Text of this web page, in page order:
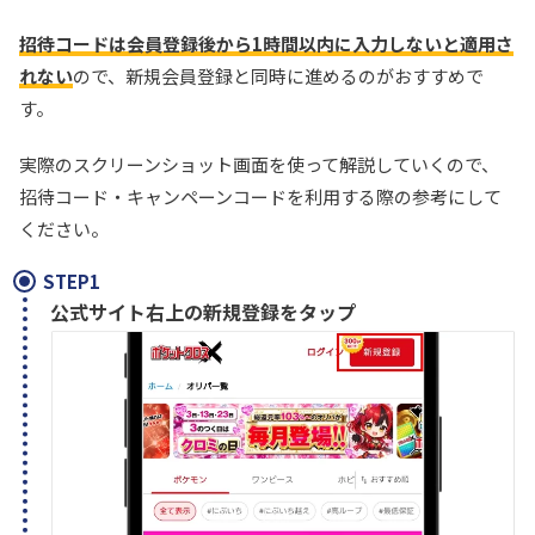
招待コードは会員登録後から1時間以内に入力しないと適用さ
れないので、新規会員登録と同時に進めるのがおすすめで
す。
実際のスクリーンショット画面を使って解説していくので、
招待コード・キャンペーンコードを利用する際の参考にして
ください。
STEP1
公式サイト右上の新規登録をタップ